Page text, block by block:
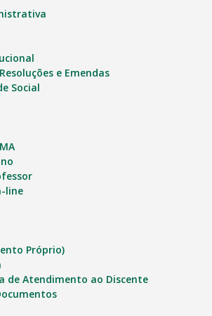
e Emendas
Social
line
Próprio)
de Atendimento ao Discente